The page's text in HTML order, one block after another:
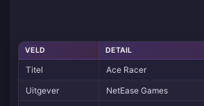
VELD DETAIL
Titel
Ace Racer
Uitgever
NetEase Games